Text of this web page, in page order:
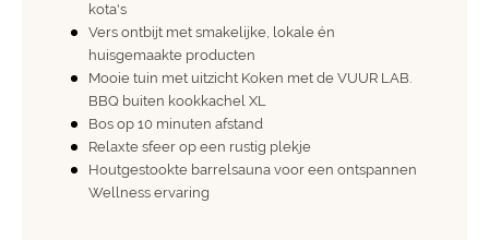
kota's
Vers ontbijt met smakelijke, lokale én
huisgemaakte producten
Mooie tuin met uitzicht Koken met de VUUR LAB.
BBQ buiten kookkachel XL
Bos op 10 minuten afstand
Relaxte sfeer op een rustig plekje
Houtgestookte barrelsauna voor een ontspannen
Wellness ervaring